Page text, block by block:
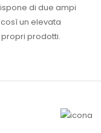
di due ampi
un elevata
prodotti.